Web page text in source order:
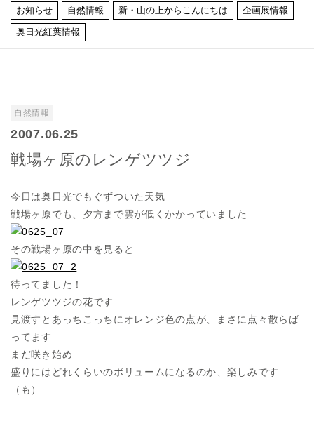
お知らせ 自然情報 新・山の上からこんにちは 企画展情報
奥日光紅葉情報
自然情報
2007.06.25
戦場ヶ原のレンゲツツジ
今日は奥日光でもぐずついた天気
戦場ヶ原でも、夕方まで雲が低くかかっていました
その戦場ヶ原の中を見ると
待ってました！
レンゲツツジの花です
見渡すとあっちこっちにオレンジ色の点が、まさに点々散らば
ってます
まだ咲き始め
盛りにはどれくらいのボリュームになるのか、楽しみです
（も）